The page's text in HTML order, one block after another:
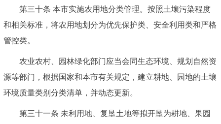
第三十条 本市实施农用地分类管理。按照土壤污染程度
和相关标准，将农用地划分为优先保护类、安全利用类和严格
管控类。
农业农村、园林绿化部门应当会同生态环境、规划自然资
源等部门，根据国家和本市有关规定，建立耕地、园地的土壤
环境质量类别分类清单，并动态更新。
第三十一条 未利用地、复垦土地等拟开垦为耕地、果园